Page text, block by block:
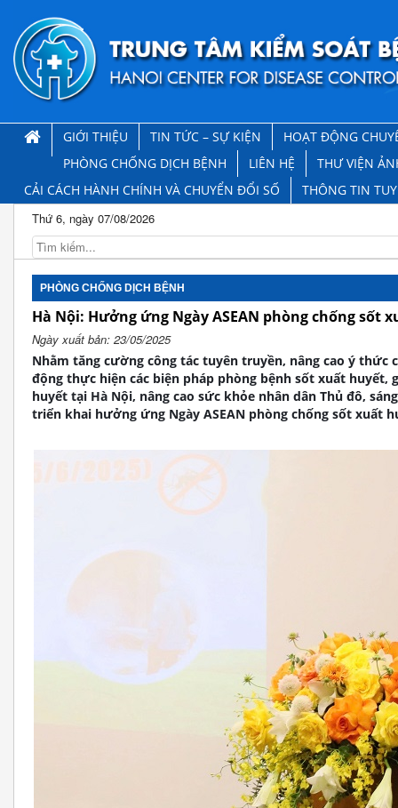
GIỚI THIỆU TIN TỨC – SỰ KIỆN
HOẠT ĐỘNG
PHÒNG CHỐNG DỊCH BỆNH
LIÊN HỆ
THƯ VIỆN
CẢI CÁCH HÀNH CHÍNH VÀ CHUYỂN ĐỔI SỐ
THÔNG TIN
Thứ 6, ngày 07/08/2026
PHÒNG CHỐNG DỊCH BỆNH
Hà Nội: Hưởng ứng Ngày ASEAN phòng chống sốt
Ngày xuất bản: 23/05/2025
Nhằm tăng cường công tác tuyên truyền, nâng cao ý thức
động thực hiện các biện pháp phòng bệnh sốt xuất huyết,
huyết tại Hà Nội, nâng cao sức khỏe nhân dân Thủ đô,
triển khai hưởng ứng Ngày ASEAN phòng chống sốt xuất